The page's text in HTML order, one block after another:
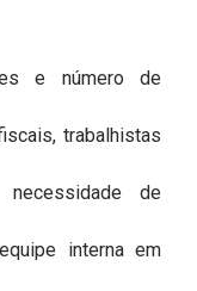
e número de
trabalhistas
de
interna em